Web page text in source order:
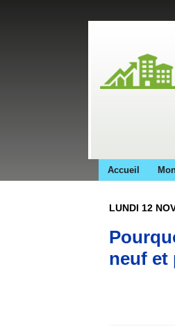
Accueil
LUNDI 12
neuf et